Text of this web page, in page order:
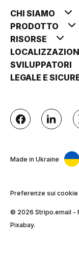
CHI SIAMO
PRODOTTO
RISORSE
SVILUPPATORI
LEGALE E
Made in Ukraine
Preferenze sui
© 2026 Stripо.email -
Pixabay.